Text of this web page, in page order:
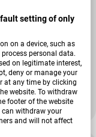
setting of only
on a device, such as
personal data.
on legitimate interest,
deny or manage your
at any time by clicking
website. To withdraw
footer of the website
withdraw your
and will not affect